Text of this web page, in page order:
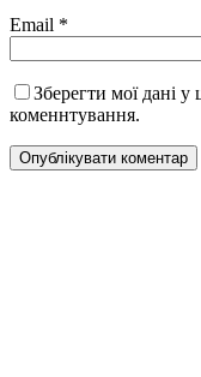
Email *
Зберегти мої дані у
коменнтування.